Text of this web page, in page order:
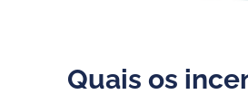
Quais os